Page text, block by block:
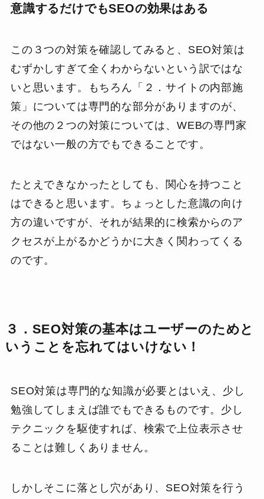
意識するだけでもSEOの効果はある
この３つの対策を確認してみると、SEO対策は
むずかしすぎて全くわからないという訳ではな
いと思います。もちろん「２．サイトの内部施
策」については専門的な部分がありますのが、
その他の２つの対策については、WEBの専門家
ではない一般の方でもできることです。
たとえできなかったとしても、関心を持つこと
はできると思います。ちょっとした意識の向け
方の違いですが、それが結果的に検索からのア
クセスが上がるかどうかに大きく関わってくる
のです。
３．SEO対策の基本はユーザーのためと
いうことを忘れてはいけない！
SEO対策は専門的な知識が必要とはいえ、少し
勉強してしまえば誰でもできるものです。少し
テクニックを駆使すれば、検索で上位表示させ
ることは難しくありません。
しかしそこに落とし穴があり、SEO対策を行う